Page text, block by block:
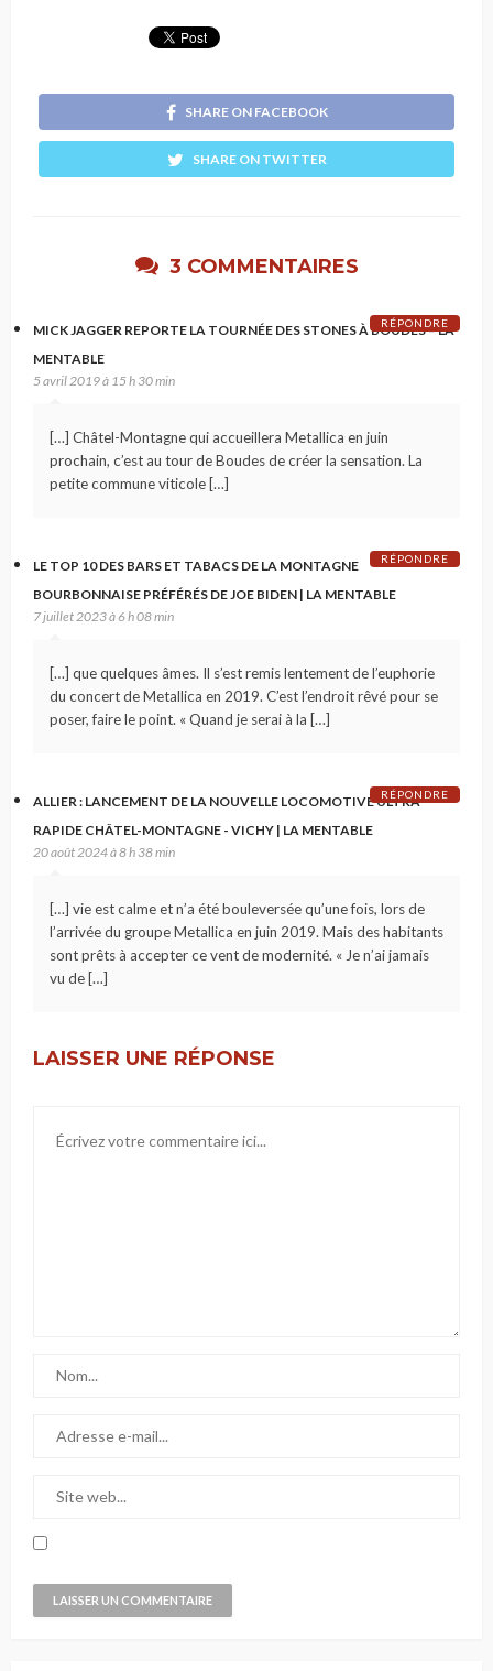
SHARE ON FACEBOOK
SHARE ON TWITTER
3 COMMENTAIRES
MICK JAGGER REPORTE LA TOURNÉE DES STONES À BOUDES – LA
MENTABLE
5 avril 2019 à 15 h 30 min
[…] Châtel-Montagne qui accueillera Metallica en juin
prochain, c’est au tour de Boudes de créer la sensation. La
petite commune viticole […]
RÉPONDRE
LE TOP 10 DES BARS ET TABACS DE LA MONTAGNE
BOURBONNAISE PRÉFÉRÉS DE JOE BIDEN | LA MENTABLE
7 juillet 2023 à 6 h 08 min
[…] que quelques âmes. Il s’est remis lentement de l’euphorie
du concert de Metallica en 2019. C’est l’endroit rêvé pour se
poser, faire le point. « Quand je serai à la […]
RÉPONDRE
ALLIER : LANCEMENT DE LA NOUVELLE LOCOMOTIVE ULTRA
RAPIDE CHÂTEL-MONTAGNE - VICHY | LA MENTABLE
20 août 2024 à 8 h 38 min
[…] vie est calme et n’a été bouleversée qu’une fois, lors de
l’arrivée du groupe Metallica en juin 2019. Mais des habitants
sont prêts à accepter ce vent de modernité. « Je n’ai jamais
vu de […]
RÉPONDRE
LAISSER UNE RÉPONSE